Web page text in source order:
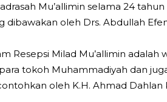
Mu’allimin selama 24
dibawakan oleh Drs. Abdullah
Resepsi Milad Mu’allimin adalah
tokoh Muhammadiyah dan
oleh K.H. Ahmad